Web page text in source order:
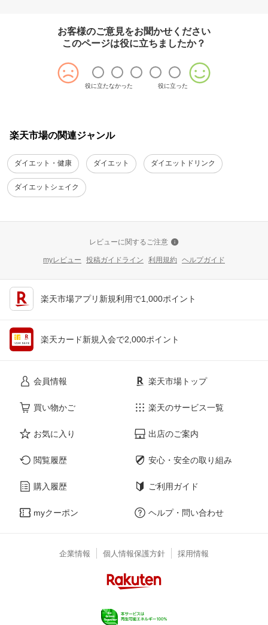
お客様のご意見をお聞かせください
このページは役に立ちましたか？
役に立たなかった 役に立った
楽天市場の関連ジャンル
ダイエット・健康 ダイエット ダイエットドリンク
ダイエットシェイク
レビューに関するご注意
myレビュー 投稿ガイドライン 利用規約 ヘルプガイド
楽天市場アプリ新規利用で1,000ポイント
楽天カード新規入会で2,000ポイント
会員情報
買い物かご
お気に入り
閲覧履歴
購入履歴
myクーポン
楽天市場トップ
楽天のサービス一覧
出店のご案内
安心・安全の取り組み
ご利用ガイド
ヘルプ・問い合わせ
企業情報 個人情報保護方針 採用情報